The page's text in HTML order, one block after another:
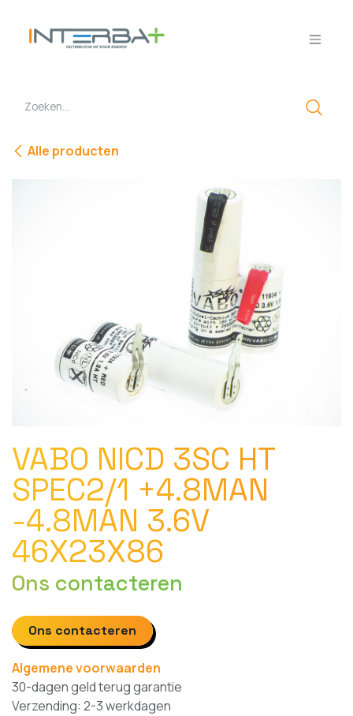
Alle producten
VABO NICD 3SC HT
SPEC2/1 +4.8MAN
-4.8MAN 3.6V
46X23X86
Ons contacteren
Ons contacteren
Algemene voorwaarden
30-dagen geld terug garantie
Verzending: 2-3 werkdagen